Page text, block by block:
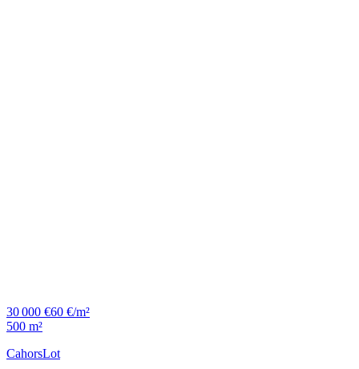
30 000 €60 €/m²
500 m²
CahorsLot